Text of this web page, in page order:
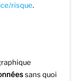
risque.
sans quoi